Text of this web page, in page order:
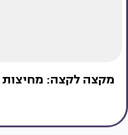
מקצה לקצה: